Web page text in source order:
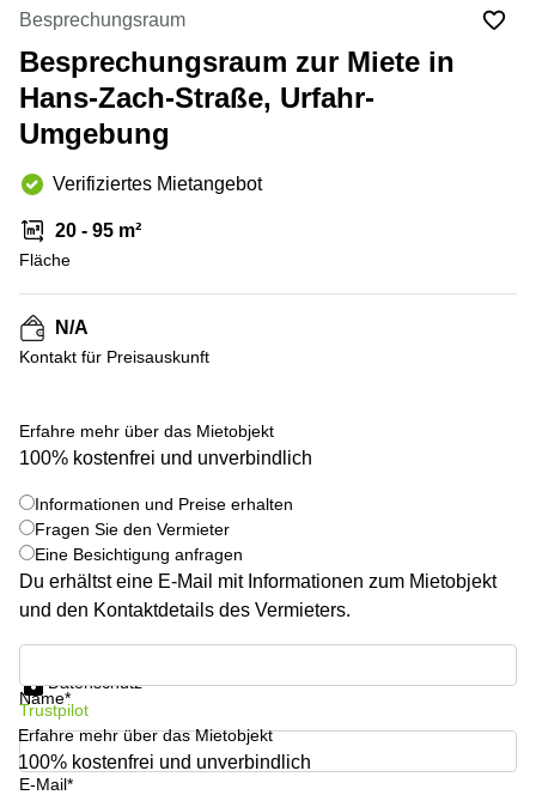
Salzburg
Business
Center
Salzburg
Coworking
Salzburg
Salzburg
mieten
Graz
Business
Space
Büro
mieten
Linz
Coworking
Wienerbergstraße
Simmeringer
Hauptstrasse
24
Am
Tabor
Donau-
Strasse
7
Schottenring
Europaplatz
Wien
Gertrude-
Fröhlich-
Sandner-
Straße
Besprechungsraum
Besprechungsraum zur Miete in
Hans-Zach-Straße, Urfahr-
Umgebung
Verifiziertes Mietangebot
20 - 95 m²
Fläche
N/A
Kontakt für Preisauskunft
Erfahre mehr über das Mietobjekt
100% kostenfrei und unverbindlich
Informationen und Preise erhalten
Fragen Sie den Vermieter
Eine Besichtigung anfragen
Du erhältst eine E-Mail mit Informationen zum Mietobjekt
und den Kontaktdetails des Vermieters.
Name*
E-Mail*
Datenschutz
Trustpilot
Erfahre mehr über das Mietobjekt
100% kostenfrei und unverbindlich